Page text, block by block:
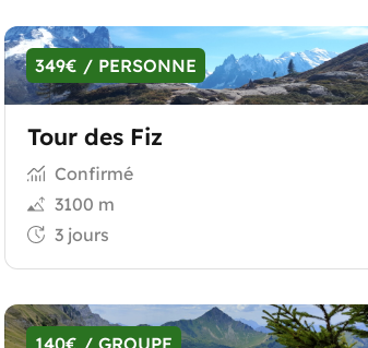
349€ / PERSONNE
Tour des Fiz
Confirmé
3100 m
3 jours
140€ / GROUPE